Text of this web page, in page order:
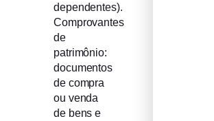
dependentes).
Comprovantes
de
patrimônio:
documentos
de compra
ou venda
de bens e